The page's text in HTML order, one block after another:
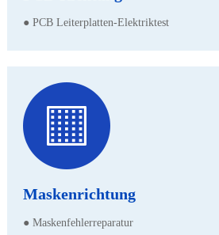
● PCB Leiterplatten-Elektriktest
Maskenrichtung
● Maskenfehlerreparatur